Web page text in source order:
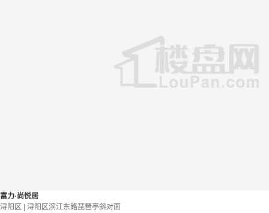
富力·尚悦居
浔阳区 | 浔阳区滨江东路琵琶亭斜对面